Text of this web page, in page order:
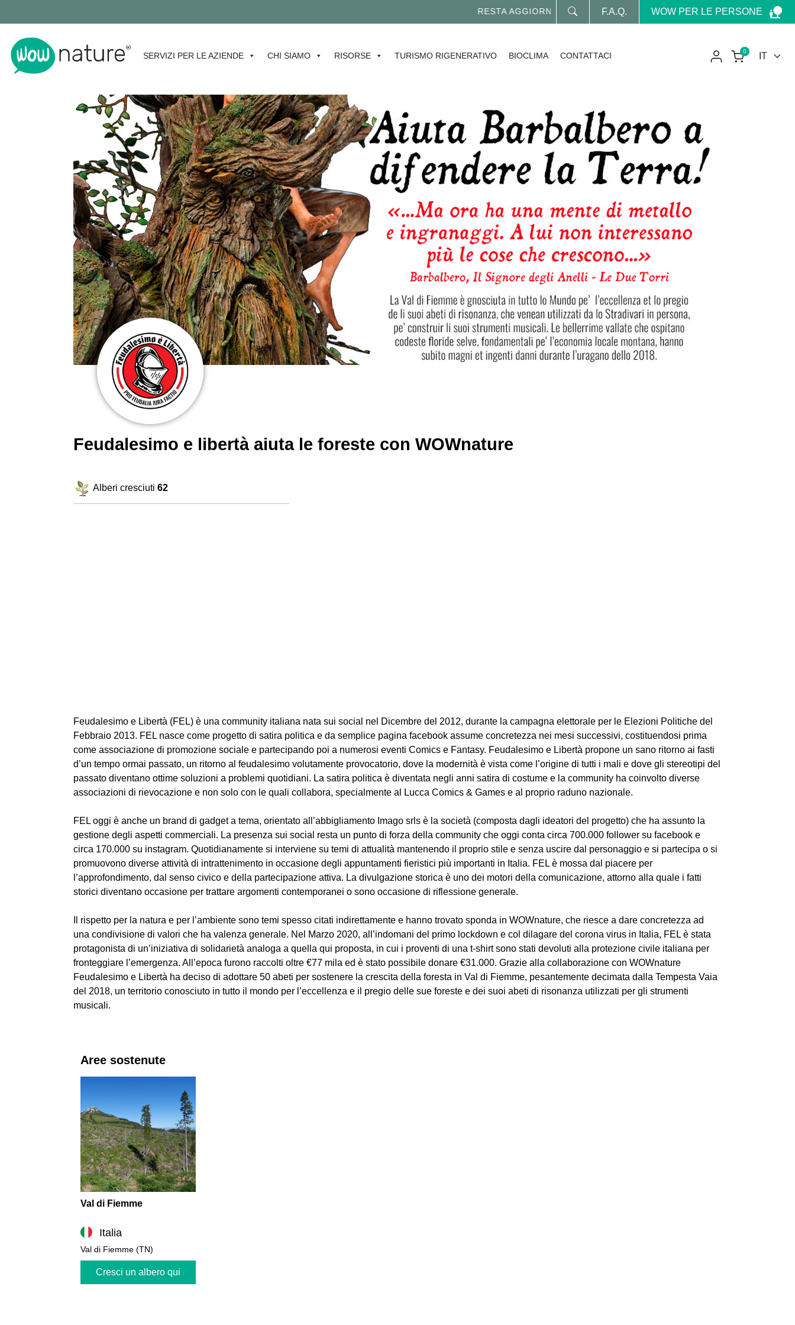
RESTA AGGIORNATO SUL MONDO WOW
F.A.Q. WOW PER LE PERSONE
SERVIZI PER LE AZIENDE CHI SIAMO RISORSE TURISMO RIGENERATIVO BIOCLIMA CONTATTACI 0
Feudalesimo e libertà aiuta le foreste con WOWnature
Alberi cresciuti 62
Feudalesimo e Libertà (FEL) è una community italiana nata sui social nel Dicembre del 2012, durante la campagna elettorale per le Elezioni Politiche del
Febbraio 2013. FEL nasce come progetto di satira politica e da semplice pagina facebook assume concretezza nei mesi successivi, costituendosi prima
come associazione di promozione sociale e partecipando poi a numerosi eventi Comics e Fantasy. Feudalesimo e Libertà propone un sano ritorno ai fasti
d’un tempo ormai passato, un ritorno al feudalesimo volutamente provocatorio, dove la modernità è vista come l’origine di tutti i mali e dove gli stereotipi del
passato diventano ottime soluzioni a problemi quotidiani. La satira politica è diventata negli anni satira di costume e la community ha coinvolto diverse
associazioni di rievocazione e non solo con le quali collabora, specialmente al Lucca Comics & Games e al proprio raduno nazionale.
FEL oggi è anche un brand di gadget a tema, orientato all’abbigliamento Imago srls è la società (composta dagli ideatori del progetto) che ha assunto la
gestione degli aspetti commerciali. La presenza sui social resta un punto di forza della community che oggi conta circa 700.000 follower su facebook e
circa 170.000 su instagram. Quotidianamente si interviene su temi di attualità mantenendo il proprio stile e senza uscire dal personaggio e si partecipa o si
promuovono diverse attività di intrattenimento in occasione degli appuntamenti fieristici più importanti in Italia. FEL è mossa dal piacere per
l’approfondimento, dal senso civico e della partecipazione attiva. La divulgazione storica è uno dei motori della comunicazione, attorno alla quale i fatti
storici diventano occasione per trattare argomenti contemporanei o sono occasione di riflessione generale.
Il rispetto per la natura e per l’ambiente sono temi spesso citati indirettamente e hanno trovato sponda in WOWnature, che riesce a dare concretezza ad
una condivisione di valori che ha valenza generale. Nel Marzo 2020, all’indomani del primo lockdown e col dilagare del corona virus in Italia, FEL è stata
protagonista di un’iniziativa di solidarietà analoga a quella qui proposta, in cui i proventi di una t-shirt sono stati devoluti alla protezione civile italiana per
fronteggiare l’emergenza. All’epoca furono raccolti oltre €77 mila ed è stato possibile donare €31.000. Grazie alla collaborazione con WOWnature
Feudalesimo e Libertà ha deciso di adottare 50 abeti per sostenere la crescita della foresta in Val di Fiemme, pesantemente decimata dalla Tempesta Vaia
del 2018, un territorio conosciuto in tutto il mondo per l’eccellenza e il pregio delle sue foreste e dei suoi abeti di risonanza utilizzati per gli strumenti
musicali.
Aree sostenute
Val di Fiemme
Italia
Val di Fiemme (TN)
Cresci un albero qui